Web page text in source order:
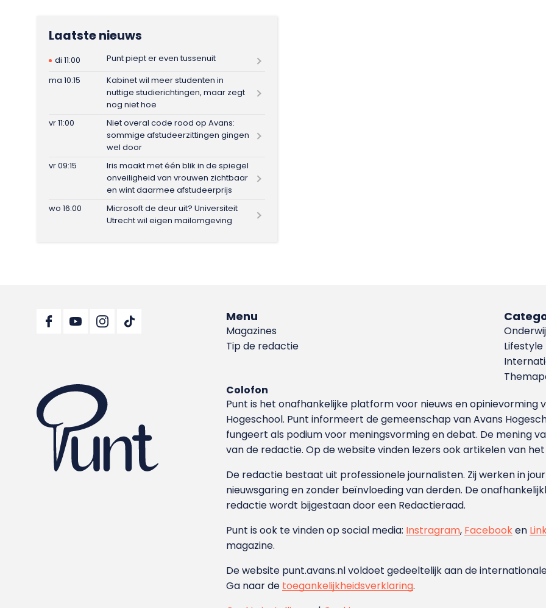
Laatste nieuws
di 11:00
Punt piept er even tussenuit
ma 10:15
Kabinet wil meer studenten in
nuttige studierichtingen, maar zegt
nog niet hoe
vr 11:00
Niet overal code rood op Avans:
sommige afstudeerzittingen gingen
wel door
vr 09:15
Iris maakt met één blik in de spiegel
onveiligheid van vrouwen zichtbaar
en wint daarmee afstudeerprijs
wo 16:00
Microsoft de deur uit? Universiteit
Utrecht wil eigen mailomgeving
Menu
Magazines
Tip de redactie
Lifestyle
Colofon
Punt is het onafhankelijke platform voor nieuws en
Hoge­school. Punt informeert de gemeenschap van Avans
fungeert als podium voor meningsvorming en debat. De mening
van de redactie. Op de website vinden lezers ook artikelen van
De redactie bestaat uit professionele journalisten. Zij werken in
nieuwsgaring en zonder beïnvloeding van derden. De
redactie wordt bijgestaan door een Redactieraad.
Punt is ook te vinden op social media: Instragram, Facebooken
magazine.
De website punt.avans.nl voldoet gedeeltelijk aan de
Ga naar de toegankelijkheidsverklaring.